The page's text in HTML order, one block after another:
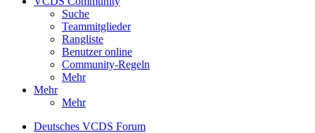
Suche
Teammitglieder
Rangliste
Benutzer online
Community-Regeln
Mehr
Mehr
Mehr
Deutsches VCDS Forum